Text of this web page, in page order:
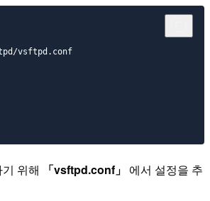
vsftpd.conf
위해 「vsftpd.conf」 에서 설정을 추